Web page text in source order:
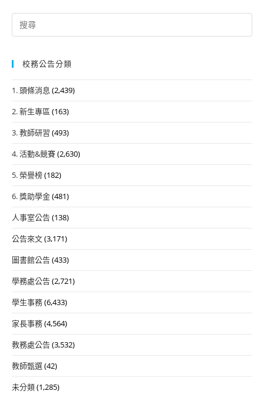
Search
for:
校務公告分類
1. 頭條消息 (2,439)
2. 新生專區 (163)
3. 教師研習 (493)
4. 活動&競賽(2,630)
5. 榮譽榜(182)
6. 獎助學金(481)
人事室公告(138)
公告來文(3,171)
圖書館公告(433)
學務處公告(2,721)
學生事務(6,433)
家長事務(4,564)
教務處公告(3,532)
教師甄選(42)
未分類(1,285)